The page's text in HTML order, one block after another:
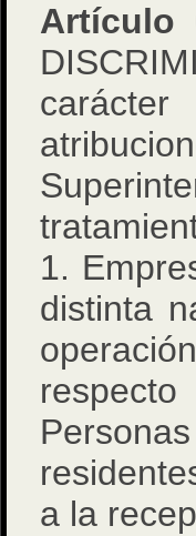
Artículo
1.
distinta
a la